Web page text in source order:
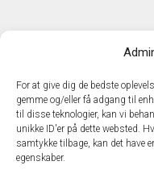
For at give dig de bedste
gemme og/eller få adgang til
til disse teknologier, kan vi
unikke ID'er på dette websted.
samtykke tilbage, kan det have
egenskaber.
DK
E-mail: